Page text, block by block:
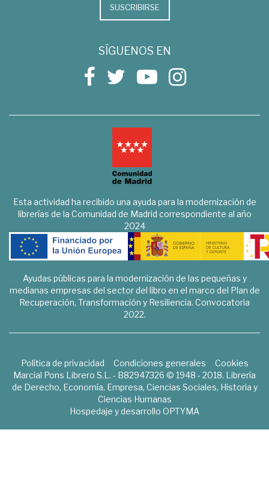
SUSCRIBIRSE
SÍGUENOS EN
Esta actividad ha recibido una ayuda para la modernización de
librerías de la Comunidad de Madrid correspondiente al año
2024
Ayudas públicas para la modernización de las pequeñas y
medianas empresas del sector del libro en el marco del Plan de
Recuperación, Transformación y Resiliencia. Convocatoria
2022.
Política de privacidad Condiciones generales
Cookies
Marcial Pons Librero S.L. - B82947326 © 1948 - 2018. Librería
de Derecho, Economía, Empresa, Ciencias Sociales, Historia y
Ciencias Humanas
Hospedaje y desarrollo OPTYMA